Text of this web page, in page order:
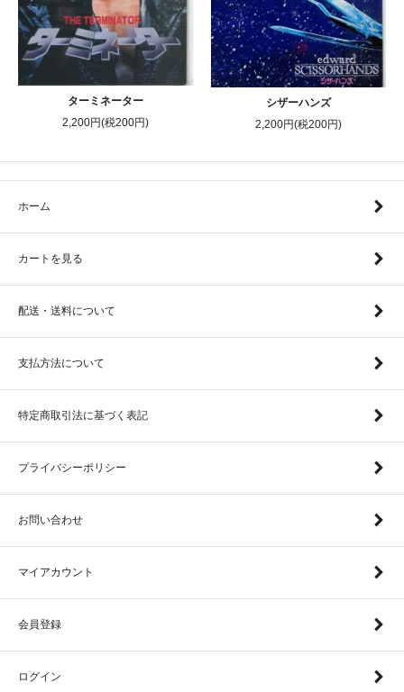
ターミネーター
2,200円(税200円)
シザーハンズ
2,200円(税200円)
ホーム
カートを見る
配送・送料について
支払方法について
特定商取引法に基づく表記
プライバシーポリシー
お問い合わせ
マイアカウント
会員登録
ログイン